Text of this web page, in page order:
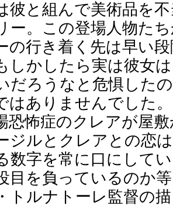
彼と組んで美術品を
ー。この登場人物た
の行き着く先は早い
しかしたら実は彼女
だろうなと危惧した
はありませんでした。
怖症のクレアが屋
ジルとクレアとの恋
数字を常に口にして
目を負っているのか
トルナトーレ監督の